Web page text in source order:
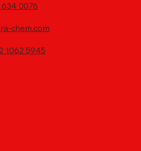
634 0076
chem.com
1062 5945